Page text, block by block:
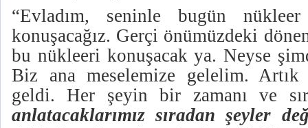
“Evladım, seninle bugün
konuşacağız. Gerçi önümüzdeki
bu nükleeri konuşacak ya. Neyse
Biz ana meselemize gelelim.
geldi. Her şeyin bir zamanı ve
anlatacaklarımız sıradan şeyler